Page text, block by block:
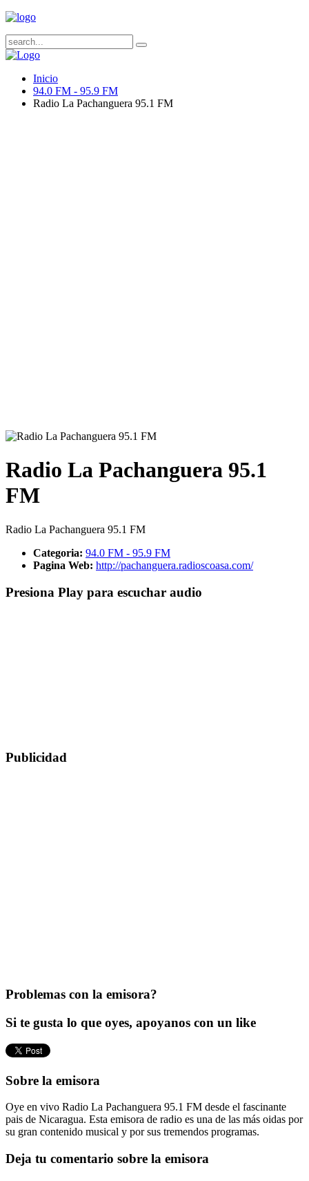
Inicio
94.0 FM - 95.9 FM
Radio La Pachanguera 95.1 FM
Radio La Pachanguera 95.1
FM
Radio La Pachanguera 95.1 FM
Categoria: 94.0 FM - 95.9 FM
Pagina Web: http://pachanguera.radioscoasa.com/
Presiona Play para escuchar audio
Publicidad
Problemas con la emisora?
Si te gusta lo que oyes, apoyanos con un like
Sobre la emisora
Oye en vivo Radio La Pachanguera 95.1 FM desde el fascinante
pais de Nicaragua. Esta emisora de radio es una de las más oidas por
su gran contenido musical y por sus tremendos programas.
Deja tu comentario sobre la emisora